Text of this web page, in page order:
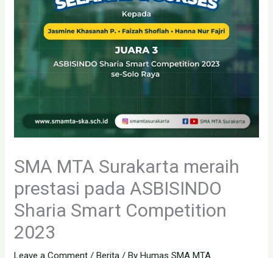
SMA MTA Surakarta meraih
prestasi pada ASBISINDO
Sharia Smart Competition
2023
Leave a Comment /Berita / ByHumas SMA MTA